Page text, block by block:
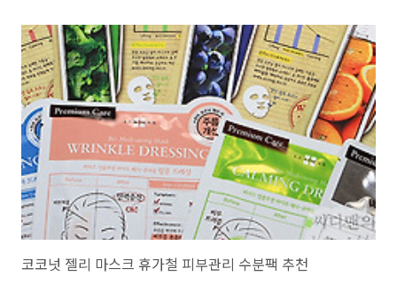
응이 좀 느리고 답답했던 기억이 있었는데 Flir E40은 꼭 그렇지는 않더
군요. 그리고 직접 사용해보니 알게된것도 많았습니다. 그리고 열화상카
메라에 대한 환상이 어느정도는 깨졌고 그리고 반대로 이런것도 할 수 있
구나 하는것을 반대로 알게도 되었습니다. 구매를 하기 전 열화상카메라
추천 제품들을 하나씩 실제로 제품 시연을 봤었는데요. 플루크도 가보..
코코넛 젤리 마스크 휴가철 피부관리 수분팩 추천